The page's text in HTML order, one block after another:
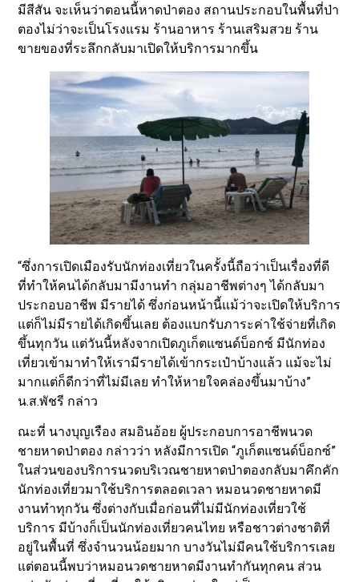
มีสีสัน จะเห็นว่าตอนนี้หาดป่าตอง สถานประกอบในพื้นที่ป่า
ตองไม่ว่าจะเป็นโรงแรม ร้านอาหาร ร้านเสริมสวย ร้าน
ขายของที่ระลึกกลับมาเปิดให้บริการมากขึ้น
“ซึ่งการเปิดเมืองรับนักท่องเที่ยวในครั้งนี้ถือว่าเป็นเรื่องที่ดี
ที่ทำให้คนได้กลับมามีงานทำ กลุ่มอาชีพต่างๆ ได้กลับมา
ประกอบอาชีพ มีรายได้ ซึ่งก่อนหน้านี้แม้ว่าจะเปิดให้บริการ
แต่ก็ไม่มีรายได้เกิดขึ้นเลย ต้องแบกรับภาระค่าใช้จ่ายที่เกิด
ขึ้นทุกวัน แต่วันนี้หลังจากเปิดภูเก็ตแซนด์บ็อกซ์ มีนักท่อง
เที่ยวเข้ามาทำให้เรามีรายได้เข้ากระเป๋าบ้างแล้ว แม้จะไม่
มากแต่ก็ดีกว่าที่ไม่มีเลย ทำให้หายใจคล่องขึ้นมาบ้าง”
น.ส.พัชรี กล่าว
ณะที่ นางบุญเรือง สมอินอ้อย ผู้ประกอบการอาชีพนวด
ชายหาดป่าตอง กล่าวว่า หลังมีการเปิด “ภูเก็ตแซนด์บ็อกซ์”
ในส่วนของบริการนวดบริเวณชายหาดป่าตองกลับมาคึกคัก
นักท่องเที่ยวมาใช้บริการตลอดเวลา หมอนวดชายหาดมี
งานทำทุกวัน ซึ่งต่างกับเมื่อก่อนที่ไม่มีนักท่องเที่ยวใช้
บริการ มีบ้างก็เป็นนักท่องเที่ยวคนไทย หรือชาวต่างชาติที่
อยู่ในพื้นที่ ซึ่งจำนวนน้อยมาก บางวันไม่มีคนใช้บริการเลย
แต่ตอนนี้พบว่าหมอนวดชายหาดมีงานทำกันทุกคน ส่วน